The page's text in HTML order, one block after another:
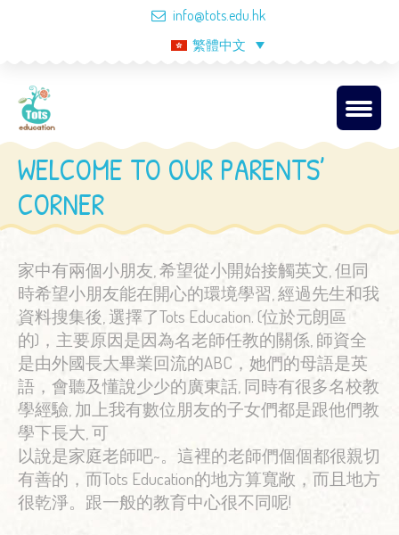
info@tots.edu.hk
繁體中文
WELCOME TO OUR PARENTS’
CORNER
家中有兩個小朋友, 希望從小開始接觸英文, 但同
時希望小朋友能在開心的環境學習, 經過先生和我
資料搜集後, 選擇了Tots Education. (位於元朗區
的)，主要原因是因為名老師任教的關係, 師資全
是由外國長大畢業回流的ABC，她們的母語是英
語，會聽及懂說少少的廣東話, 同時有很多名校教
學經驗, 加上我有數位朋友的子女們都是跟他們教
學下長大, 可
以說是家庭老師吧~。這裡的老師們個個都很親切
有善的，而Tots Education的地方算寬敞，而且地方
很乾淨。跟一般的教育中心很不同呢!